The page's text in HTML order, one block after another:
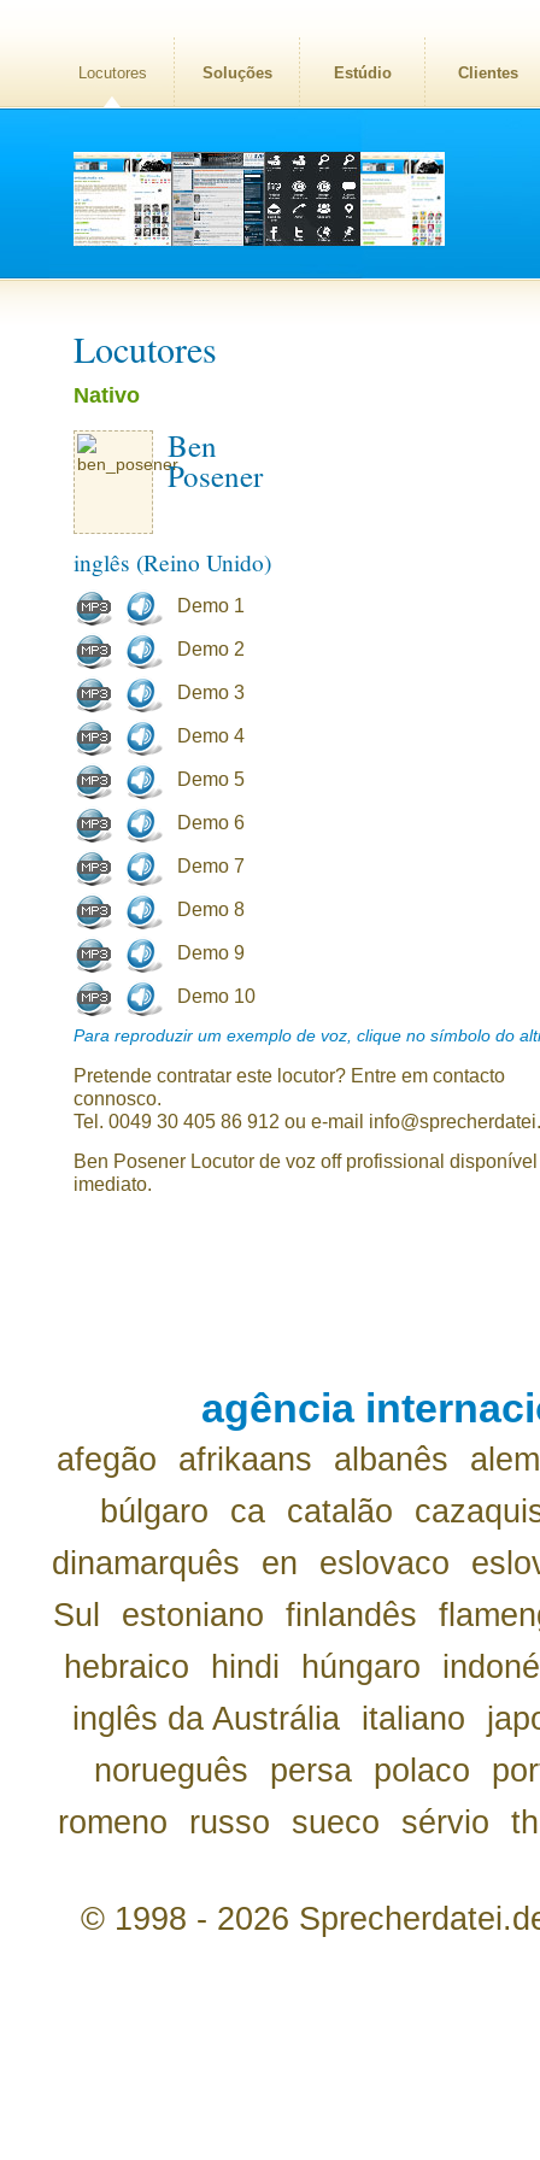
Locutores Soluções Estúdio Clientes
Locutores
Nativo
Ben
Posener
inglês (Reino Unido)
Demo 1
Demo 2
Demo 3
Demo 4
Demo 5
Demo 6
Demo 7
Demo 8
Demo 9
Demo 10
Para reproduzir um exemplo de voz, clique no símbolo do
Pretende contratar este locutor? Entre em contacto
connosco.
Tel. 0049 30 405 86 912 ou e-mail
Ben Posener Locutor de voz off profissional
imediato.
agência
afegão afrikaans albanês
búlgaro
ca catalão
dinamarquês
en eslovaco
Sul
estoniano finlandês
hebraico
hindi húngaro
inglês da Austrália
italiano
norueguês
persa polaco
romeno
russo sueco sérvio th
© 1998 - 2026